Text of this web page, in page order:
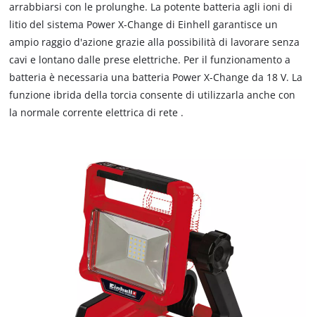
arrabbiarsi con le prolunghe. La potente batteria agli ioni di
litio del sistema Power X-Change di Einhell garantisce un
ampio raggio d'azione grazie alla possibilità di lavorare senza
cavi e lontano dalle prese elettriche. Per il funzionamento a
batteria è necessaria una batteria Power X-Change da 18 V. La
funzione ibrida della torcia consente di utilizzarla anche con
la normale corrente elettrica di rete .